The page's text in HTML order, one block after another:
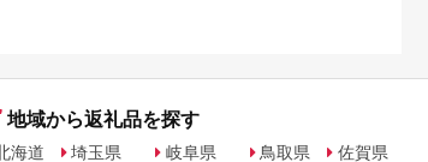
地域から返礼品を探す
海道
埼玉県
岐阜県
鳥取県
佐賀県